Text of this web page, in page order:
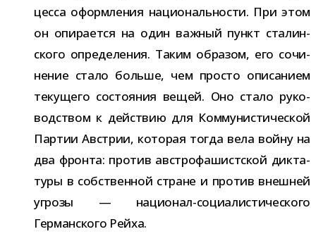
цесса оформ­ле­ния наци­о­наль­но­сти. При этом
он опи­ра­ется на один важ­ный пункт ста­лин­
ского опре­де­ле­ния. Таким обра­зом, его сочи­
не­ние стало больше, чем про­сто опи­са­нием
теку­щего состо­я­ния вещей. Оно стало руко­
вод­ством к дей­ствию для Коммунистической
Партии Австрии, кото­рая тогда вела войну на
два фронта: про­тив австро­фа­шист­ской дик­та­
туры в соб­ствен­ной стране и про­тив внеш­ней
угрозы — национал-​социалистического
Германского Рейха.